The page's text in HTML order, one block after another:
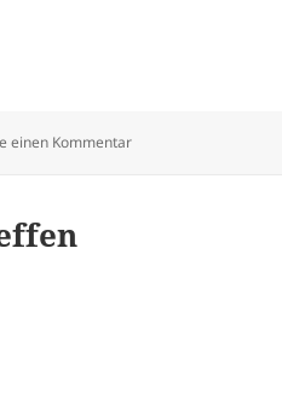
einen Kommentarzu Sängerfest in